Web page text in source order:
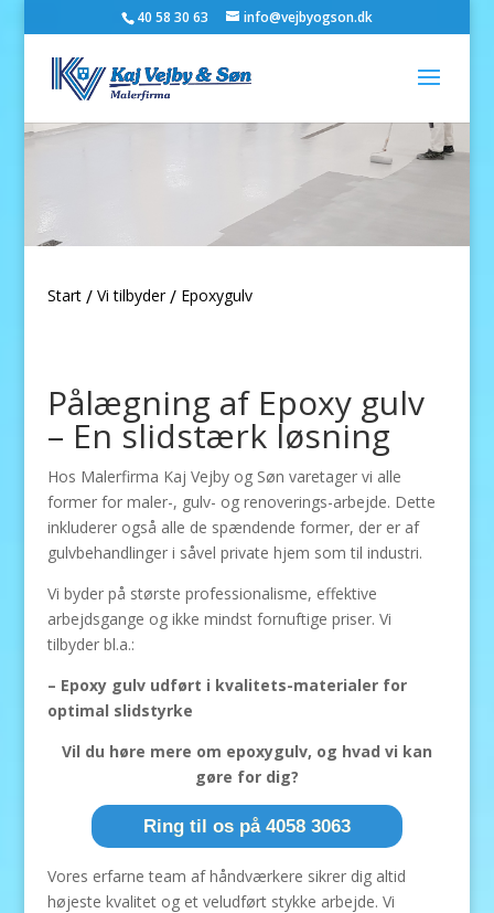
40 58 30 63 info@vejbyogson.dk
Start / Vi tilbyder / Epoxygulv
Pålægning af Epoxy gulv
– En slidstærk løsning
Hos Malerfirma Kaj Vejby og Søn varetager vi alle
former for maler-, gulv- og renoverings-arbejde. Dette
inkluderer også alle de spændende former, der er af
gulvbehandlinger i såvel private hjem som til industri.
Vi byder på største professionalisme, effektive
arbejdsgange og ikke mindst fornuftige priser. Vi
tilbyder bl.a.:
– Epoxy gulv udført i kvalitets-materialer for
optimal slidstyrke
Vil du høre mere om epoxygulv, og hvad vi kan
gøre for dig?
Ring til os på 4058 3063
Vores erfarne team af håndværkere sikrer dig altid
højeste kvalitet og et veludført stykke arbejde. Vi